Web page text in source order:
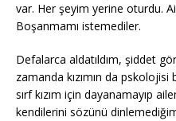
var. Her şeyim yerine oturdu.
Boşanmamı istemediler.
Defalarca aldatıldım, şiddet
zamanda kızımın da
sırf kızım için dayanamayıp
kendilerini sözünü